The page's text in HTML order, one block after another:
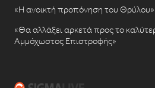
«Η ανοικτή προπόνηση του Θρύλου»
«Θα αλλάξει αρκετά προς το
Αμμόχωστος Επιστροφής»